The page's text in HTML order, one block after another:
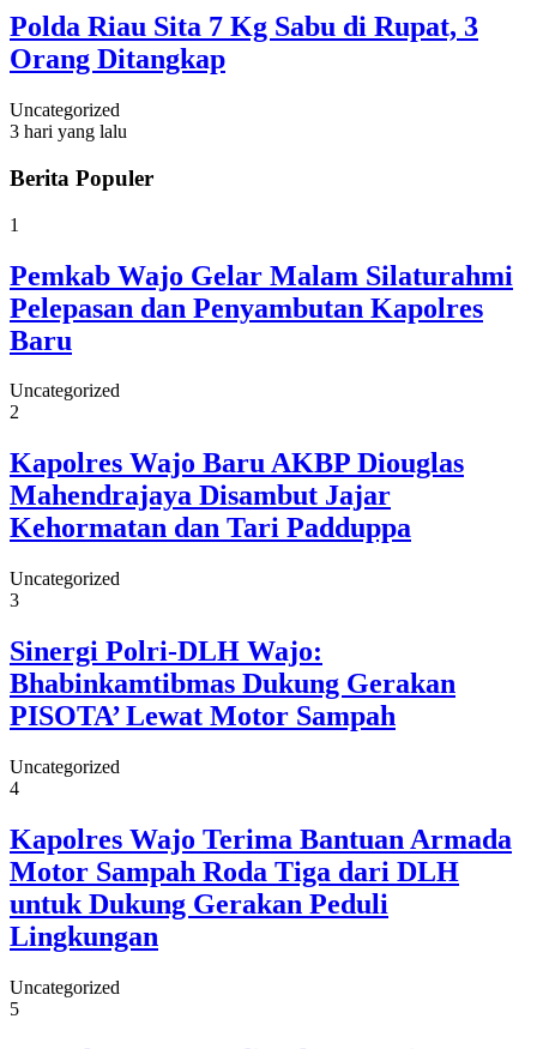
Polda Riau Sita 7 Kg Sabu di Rupat, 3
Orang Ditangkap
Uncategorized
3 hari yang lalu
Berita Populer
1
Pemkab Wajo Gelar Malam Silaturahmi
Pelepasan dan Penyambutan Kapolres
Baru
Uncategorized
2
Kapolres Wajo Baru AKBP Diouglas
Mahendrajaya Disambut Jajar
Kehormatan dan Tari Padduppa
Uncategorized
3
Sinergi Polri-DLH Wajo:
Bhabinkamtibmas Dukung Gerakan
PISOTA’ Lewat Motor Sampah
Uncategorized
4
Kapolres Wajo Terima Bantuan Armada
Motor Sampah Roda Tiga dari DLH
untuk Dukung Gerakan Peduli
Lingkungan
Uncategorized
5